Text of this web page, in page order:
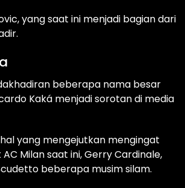
yang saat ini menjadi bagian dari
beberapa nama besar
Kaká menjadi sorotan di media
yang mengejutkan mengingat
Milan saat ini, Gerry Cardinale,
beberapa musim silam.